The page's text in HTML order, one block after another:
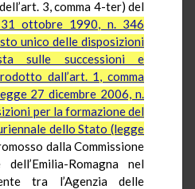
3, comma 4-ter) del
ottobre 1990, n. 346
unico delle disposizioni
sulle successioni e
dall’art. 1, comma
27 dicembre 2006, n.
per la formazione del
dello Stato (legge
dalla Commissione
Romagna nel
tra l’Agenzia delle